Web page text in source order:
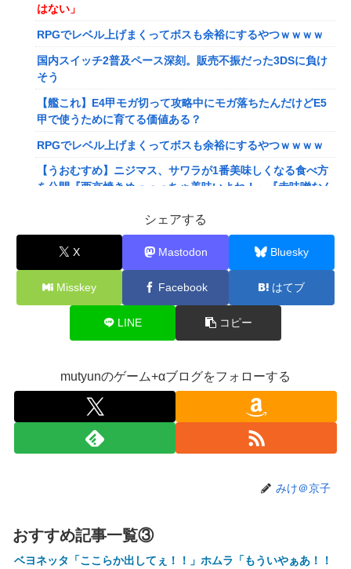
はない」
RPGでレベル上げまくってボスも余裕にするやつｗｗｗｗ
国内スイッチ2普及ペース深刻。販売不振だった3DSに負け
そう
【艦これ】E4甲モガ切って攻略中にモガ落ちたんだけどE5
甲で使うために育てる価値ある？
RPGでレベル上げまくってボスも余裕にするやつｗｗｗｗ
【うおむすめ】ニジマス、サワラが1番美味しくなる食べ方
を公開『西京焼きめっっっちゃ美味いよね！』『赤味噌なん
【ななし】ねるちゃん「おじさんたち～！もりもり食べて元
気だすのよ～」
【にじさんじ】ソフィ、バッターボックスに立ってみた『え
えフォームや』『打球の伸びがすごい』
【画像】坂口杏里、逃走してウ●カスまで晒されるｗｗｗｗ
【動画】甲子園の女性審判、大誤審で炎上
【画像】キングダムの河了貂、「あったけぇ壁」に引き続き
更に味方をぶっ殺す作戦を実行する
トランプ「イランが核兵器を作れば、イタリアを2分で消滅
った作品
シェアする
X Mastodon Bluesky
Misskey Facebook はてブ
LINE コピー
mutyunのゲーム+αブログをフォローする
みけ＠京子
おすすめ記事一覧③
ベヨネッタ「ここらか出してぇ！！」ホムラ「もういやぁあ！！